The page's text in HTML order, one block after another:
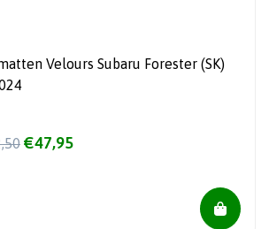
Velours Subaru Forester (SK)
€47,95